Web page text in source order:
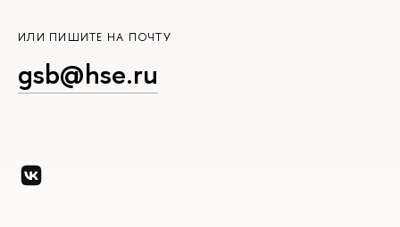
ИЛИ ПИШИТЕ НА ПОЧТУ
gsb@hse.ru